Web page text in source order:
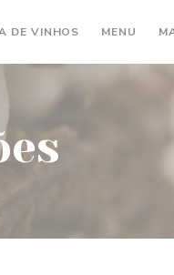
DE VINHOS ((ABRE NUMA
MENU